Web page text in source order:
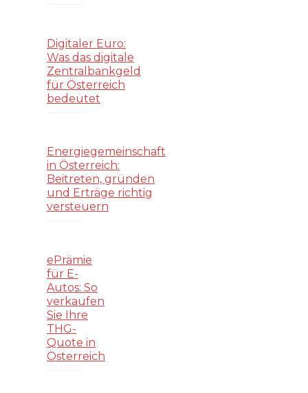
Digitaler Euro:
Was das digitale
Zentralbankgeld
für Österreich
bedeutet
Energiegemeinschaft
in Österreich:
Beitreten, gründen
und Erträge richtig
versteuern
ePrämie
für E-
Autos: So
verkaufen
Sie Ihre
THG-
Quote in
Österreich